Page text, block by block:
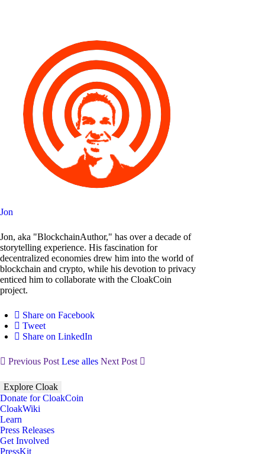
Jon
Jon, aka "BlockchainAuthor," has over a decade of
storytelling experience. His fascination for
decentralized economies drew him into the world of
blockchain and crypto, while his devotion to privacy
enticed him to collaborate with the CloakCoin
project.
Share on Facebook
Tweet
Share on LinkedIn
Previous Post Lese alles Next Post
Explore Cloak
Donate for CloakCoin
CloakWiki
Learn
Press Releases
Get Involved
PressKit